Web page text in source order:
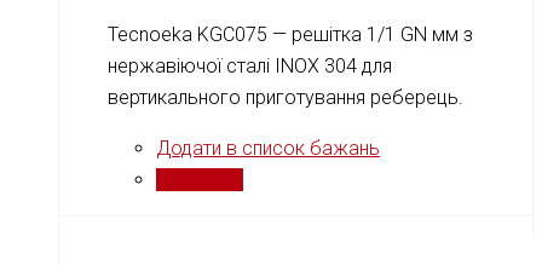
Tecnoeka KGC075 — решітка 1/1 GN мм з
нержавіючої сталі INOX 304 для
вертикального приготування реберець.
Додати в список бажань